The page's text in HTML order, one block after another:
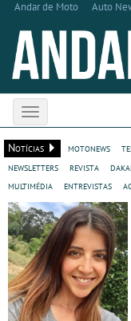
Andar de Moto Auto
Toggle
navigation
Notícias
motonews
newsletters
revista
multimédia
entrevistas